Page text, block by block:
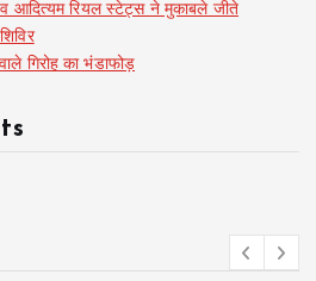
आदित्यम रियल स्टेट्स ने मुकाबले जीते
गिरोह का भंडाफोड़